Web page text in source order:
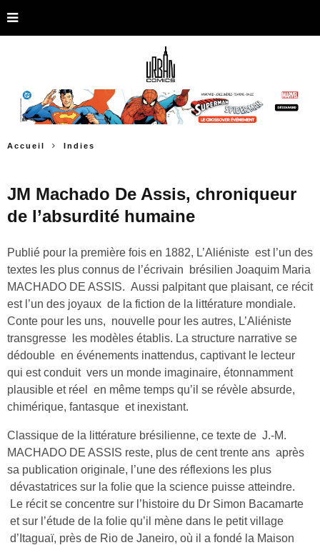
Accueil Indies
JM Machado De Assis, chroniqueur
de l’absurdité humaine
Publié pour la première fois en 1882, L’Aliéniste est l’un des
textes les plus connus de l’écrivain brésilien Joaquim Maria
MACHADO DE ASSIS. Aussi palpitant que plaisant, ce récit
est l’un des joyaux de la fiction de la littérature mondiale.
Conte pour les uns, nouvelle pour les autres, L’Aliéniste
transgresse les modèles établis. La structure narrative se
dédouble en événements inattendus, captivant le lecteur
qui est conduit vers un monde imaginaire, étonnamment
plausible et réel en même temps qu’il se révèle absurde,
chimérique, fantasque et inexistant.
Classique de la littérature brésilienne, ce texte de J.-M.
MACHADO DE ASSIS reste, plus de cent trente ans après
sa publication originale, l’une des réflexions les plus
dévastatrices sur la folie que la science puisse atteindre.
Le récit se concentre sur l’histoire du Dr Simon Bacamarte
et sur l’étude de la folie qu’il mène dans le petit village
d’Itaguaï, près de Rio de Janeiro, où il a fondé la Maison